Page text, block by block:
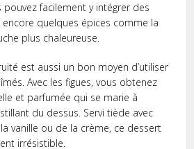
pouvez facilement y intégrer des
quelques épices comme la
plus chaleureuse.
est aussi un bon moyen d’utiliser
Avec les figues, vous obtenez
et parfumée qui se marie à
du dessus. Servi tiède avec
vanille ou de la crème, ce dessert
irrésistible.